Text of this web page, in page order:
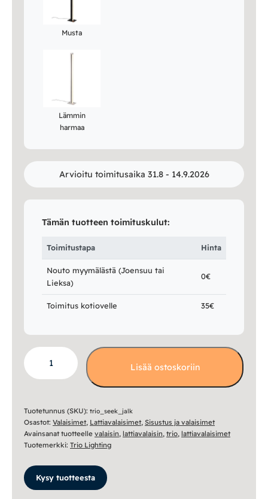
Musta
Lämmin
harmaa
Arvioitu toimitusaika 31.8 - 14.9.2026
Tämän tuotteen toimituskulut:
Toimitustapa Hinta
Nouto myymälästä (Joensuu tai
Lieksa)
0€
Toimitus kotiovelle 35€
Seeker
lattiavalaisin
määrä
Lisää ostoskoriin
Tuotetunnus (SKU): trio_seek_jalk
Osastot: Valaisimet, Lattiavalaisimet, Sisustus ja valaisimet
Avainsanat tuotteelle valaisin, lattiavalaisin, trio, lattiavalaisimet
Tuotemerkki: Trio Lighting
Kysy tuotteesta